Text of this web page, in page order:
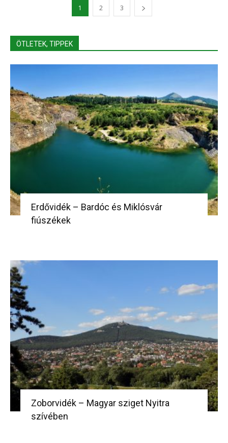
1 2 3
ÖTLETEK, TIPPEK
Erdővidék – Bardóc és Miklósvár
fiúszékek
Zoborvidék – Magyar sziget Nyitra
szívében